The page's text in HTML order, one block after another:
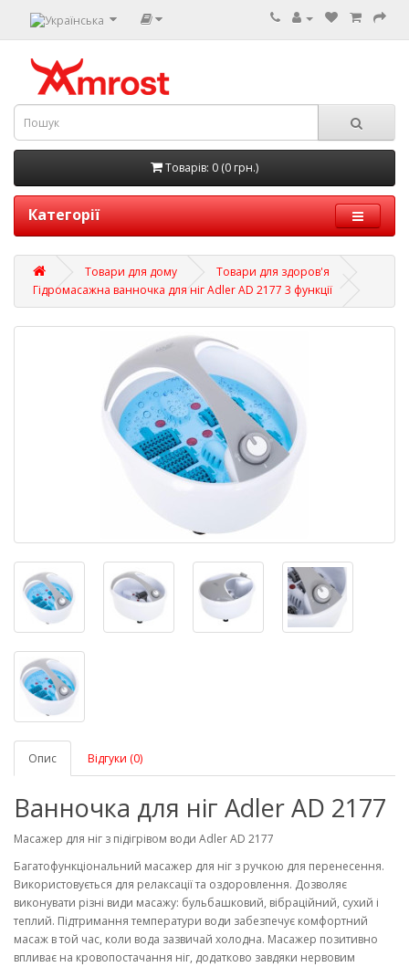
Товарів: 0 (0 грн.)
Категорії
Товари для дому
Товари для здоров'я
Гідромасажна ванночка для ніг Adler AD 2177 3 функції
Опис Відгуки (0)
Ванночка для ніг Adler AD 2177
Масажер для ніг з підігрівом води Adler AD 2177
Багатофункціональний масажер для ніг з ручкою для перенесення.
Використовується для релаксації та оздоровлення. Дозволяє
виконувати різні види масажу: бульбашковий, вібраційний, сухий і
теплий. Підтримання температури води забезпечує комфортний
масаж в той час, коли вода зазвичай холодна. Масажер позитивно
впливає на кровопостачання ніг, додатково завдяки нервовим